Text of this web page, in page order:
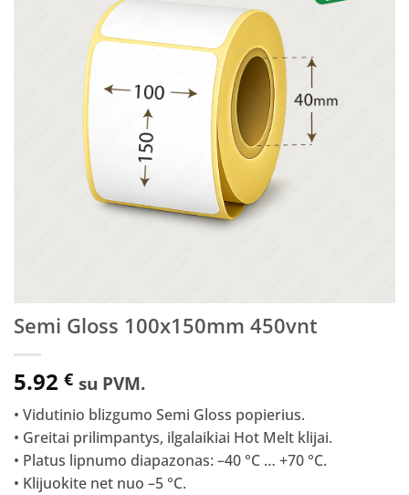
Semi Gloss 100x150mm 450vnt
5.92 € su PVM.
• Vidutinio blizgumo Semi Gloss popierius.
• Greitai prilimpantys, ilgalaikiai Hot Melt klijai.
• Platus lipnumo diapazonas: –40 °C … +70 °C.
• Klijuokite net nuo –5 °C.